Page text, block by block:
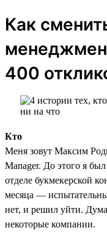
Как
400
Кто
Меня зовут Максим
Manager. До этого я
отделе букмекерской
месяца —
нет, и решил уйти.
некоторые компании.